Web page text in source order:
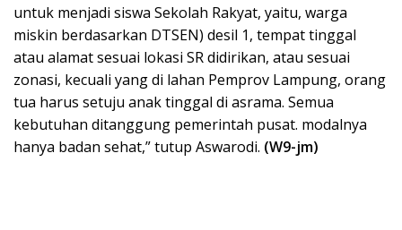
untuk menjadi siswa Sekolah Rakyat, yaitu, warga
miskin berdasarkan DTSEN) desil 1, tempat tinggal
atau alamat sesuai lokasi SR didirikan, atau sesuai
zonasi, kecuali yang di lahan Pemprov Lampung, orang
tua harus setuju anak tinggal di asrama. Semua
kebutuhan ditanggung pemerintah pusat. modalnya
hanya badan sehat,” tutup Aswarodi. (W9-jm)